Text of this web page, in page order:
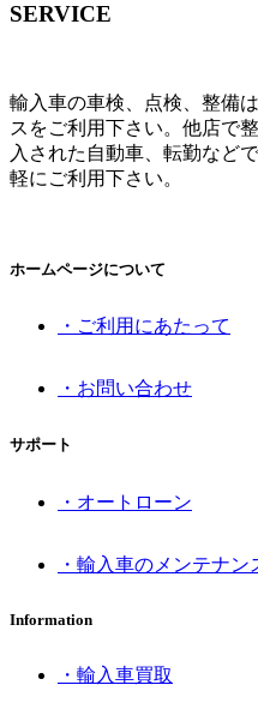
SERVICE
輸入車の車検、点検、整備
スをご利用下さい。他店で
入された自動車、転勤など
軽にご利用下さい。
ホームページについて
・ご利用にあたって
・お問い合わせ
サポート
・オートローン
・輸入車のメンテナン
Information
・輸入車買取